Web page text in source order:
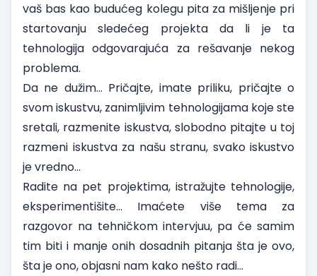
vaš bas kao budućeg kolegu pita za mišljenje pri
startovanju sledećeg projekta da li je ta
tehnologija odgovarajuća za rešavanje nekog
problema.
Da ne dužim… Pričajte, imate priliku, pričajte o
svom iskustvu, zanimljivim tehnologijama koje ste
sretali, razmenite iskustva, slobodno pitajte u toj
razmeni iskustva za našu stranu, svako iskustvo
je vredno…
Radite na pet projektima, istražujte tehnologije,
eksperimentišite… Imaćete više tema za
razgovor na tehničkom intervjuu, pa će samim
tim biti i manje onih dosadnih pitanja šta je ovo,
šta je ono, objasni nam kako nešto radi…